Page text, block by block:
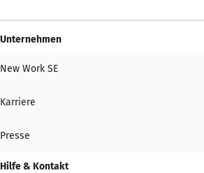
Unternehmen
New Work SE
Karriere
Presse
Hilfe & Kontakt